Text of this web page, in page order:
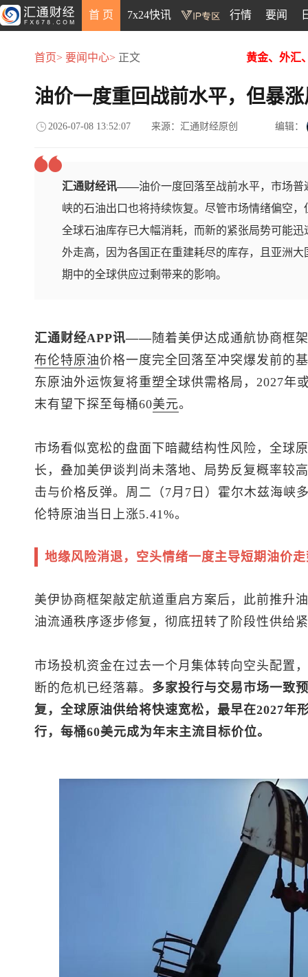
首 页 7x24快讯 行情 要闻
首页> 要闻中心> 正文 黄金、外汇
油价一度重回战前水平，但暴
2026-07-08 13:52:07 来源：汇通财经原创 编辑：
汇通财经讯——油价一度回落至战前水平，市场
峡的石油出口也将持续恢复。尽管市场情绪偏空
全球石油库存已大幅消耗，而新的紧张局势可能
外走高，因为各国正在重建耗尽的库存，且亚洲
期中的全球供应过剩带来的影响。
汇通财经APP讯——随着美伊达成通航协商框
布伦特原油价格一度完全回落至冲突爆发前的
东原油外运恢复将重塑全球供需格局，2027年
末有望下探至每桶60美元。
市场看似宽松的盘面下暗藏结构性风险，全球
长，叠加美伊谈判尚未落地、局势反复概率较
击与价格反弹。周二（7月7日）霍尔木兹海峡
伦特原油 当日上涨5.41%。
地缘风险消退，空头情绪一度主导短期油价
美伊协商框架敲定航道重启方案后，此前推升
油流通秩序逐步修复，彻底扭转了阶段性供给
市场投机资金在过去一个月集体转向空头配置
断的危机已经落幕。 多家投行与交易市场一致
复，全球原油供给将快速宽松，最早在2027年
行，每桶60美元成为年末主流目标价位。